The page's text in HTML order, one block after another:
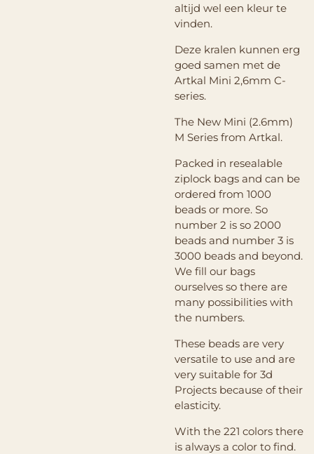
altijd wel een kleur te
vinden.
Deze kralen kunnen erg
goed samen met de
Artkal Mini 2,6mm C-
series.
The New Mini (2.6mm)
M Series from Artkal.
Packed in resealable
ziplock bags and can be
ordered from 1000
beads or more. So
number 2 is so 2000
beads and number 3 is
3000 beads and beyond.
We fill our bags
ourselves so there are
many possibilities with
the numbers.
These beads are very
versatile to use and are
very suitable for 3d
Projects because of their
elasticity.
With the 221 colors there
is always a color to find.